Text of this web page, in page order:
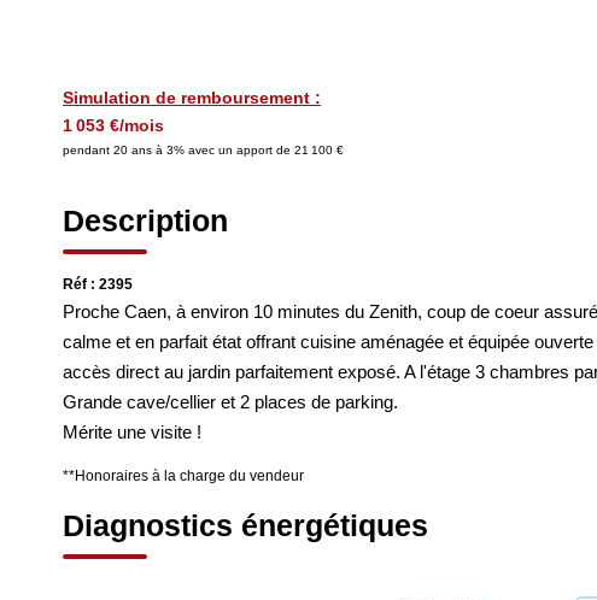
Simulation de remboursement :
1 053 €/mois
pendant 20 ans à 3% avec un apport de 21 100 €
Description
Réf : 2395
Proche Caen, à environ 10 minutes du Zenith, coup de coeur
calme et en parfait état offrant cuisine aménagée et équipée
accès direct au jardin parfaitement exposé. A l'étage 3 chambres
Grande cave/cellier et 2 places de parking.
Mérite une visite !
**Honoraires à la charge du vendeur
Diagnostics énergétiques